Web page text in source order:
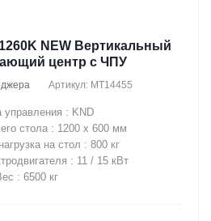
NEW Вертикальный
центр с ЧПУ
Артикул: MT14455
управления : KND
стола : 1200 х 600 мм
на стол : 800 кг
: 11 / 15 кВт
: 6500 кг